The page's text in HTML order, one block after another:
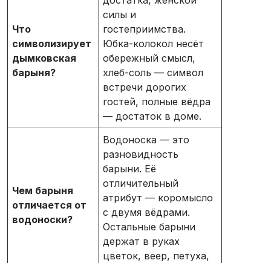
Что
символизирует
дымковская
барыня?
силы и
гостеприимства.
Юбка-колокол несёт
обережный смысл,
хлеб-соль — символ
встречи дорогих
гостей, полные вёдра
— достаток в доме.
Чем барыня
отличается от
водоноски?
Водоноска — это
разновидность
барыни. Её
отличительный
атрибут — коромысло
с двумя вёдрами.
Остальные барыни
держат в руках
цветок, веер, петуха,